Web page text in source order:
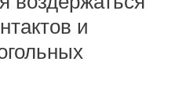
и